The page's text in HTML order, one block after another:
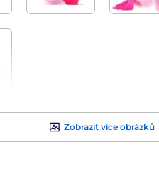
Zobrazit více obrázků